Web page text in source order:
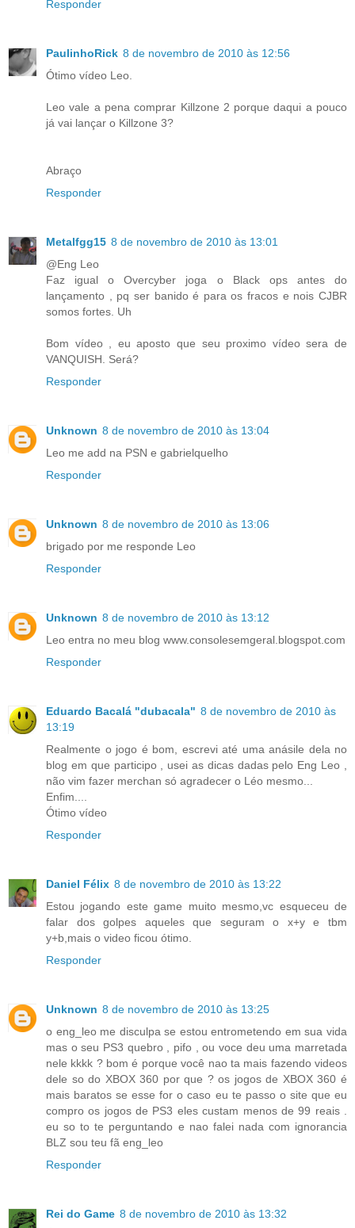
Responder
PaulinhoRick 8 de novembro de 2010 às 12:56
Ótimo vídeo Leo.
Leo vale a pena comprar Killzone 2 porque daqui a pouco
já vai lançar o Killzone 3?
Abraço
Responder
Metalfgg15 8 de novembro de 2010 às 13:01
@Eng Leo
Faz igual o Overcyber joga o Black ops antes do
lançamento , pq ser banido é para os fracos e nois CJBR
somos fortes. Uh
Bom vídeo , eu aposto que seu proximo vídeo sera de
VANQUISH. Será?
Responder
Unknown 8 de novembro de 2010 às 13:04
Leo me add na PSN e gabrielquelho
Responder
Unknown 8 de novembro de 2010 às 13:06
brigado por me responde Leo
Responder
Unknown 8 de novembro de 2010 às 13:12
Leo entra no meu blog www.consolesemgeral.blogspot.com
Responder
Eduardo Bacalá "dubacala" 8 de novembro de 2010 às
13:19
Realmente o jogo é bom, escrevi até uma anásile dela no
blog em que participo , usei as dicas dadas pelo Eng Leo ,
não vim fazer merchan só agradecer o Léo mesmo...
Enfim....
Ótimo vídeo
Responder
Daniel Félix 8 de novembro de 2010 às 13:22
Estou jogando este game muito mesmo,vc esqueceu de
falar dos golpes aqueles que seguram o x+y e tbm
y+b,mais o video ficou ótimo.
Responder
Unknown 8 de novembro de 2010 às 13:25
o eng_leo me disculpa se estou entrometendo em sua vida
mas o seu PS3 quebro , pifo , ou voce deu uma marretada
nele kkkk ? bom é porque você nao ta mais fazendo videos
dele so do XBOX 360 por que ? os jogos de XBOX 360 é
mais baratos se esse for o caso eu te passo o site que eu
compro os jogos de PS3 eles custam menos de 99 reais .
eu so to te perguntando e nao falei nada com ignorancia
BLZ sou teu fã eng_leo
Responder
Rei do Game 8 de novembro de 2010 às 13:32